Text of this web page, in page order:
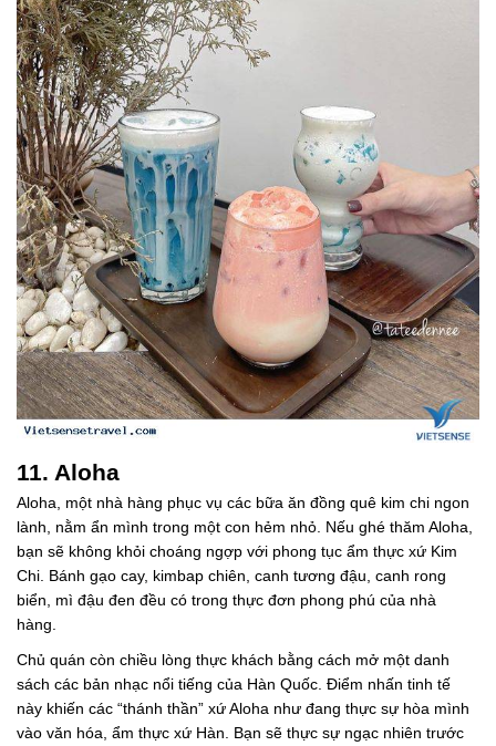
11. Aloha
Aloha, một nhà hàng phục vụ các bữa ăn đồng quê kim chi ngon
lành, nằm ẩn mình trong một con hẻm nhỏ. Nếu ghé thăm Aloha,
bạn sẽ không khỏi choáng ngợp với phong tục ẩm thực xứ Kim
Chi. Bánh gạo cay, kimbap chiên, canh tương đậu, canh rong
biển, mì đậu đen đều có trong thực đơn phong phú của nhà
hàng.
Chủ quán còn chiều lòng thực khách bằng cách mở một danh
sách các bản nhạc nổi tiếng của Hàn Quốc. Điểm nhấn tinh tế
này khiến các “thánh thần” xứ Aloha như đang thực sự hòa mình
vào văn hóa, ẩm thực xứ Hàn. Bạn sẽ thực sự ngạc nhiên trước